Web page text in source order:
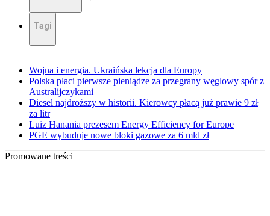
Tagi
Wojna i energia. Ukraińska lekcja dla Europy
Polska płaci pierwsze pieniądze za przegrany węglowy spór z
Australijczykami
Diesel najdroższy w historii. Kierowcy płacą już prawie 9 zł
za litr
Luiz Hanania prezesem Energy Efficiency for Europe
PGE wybuduje nowe bloki gazowe za 6 mld zł
Promowane treści